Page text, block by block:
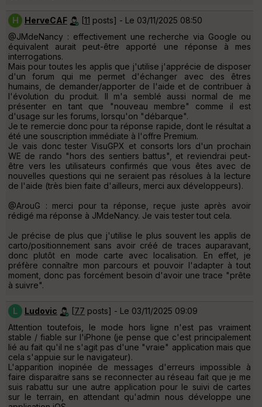
H HerveCAF [11 posts] - Le 03/11/2025 08:50
@JMdeNancy : effectivement une recherche via Google ou
équivalent aurait peut-être apporté une réponse à mes
interrogations.
Mais pour toutes les applis que j'utilise j'apprécie de disposer
d'un forum qui me permet d'échanger avec des êtres
humains, de demander/apporter de l'aide et de contribuer à
l'évolution du produit. Il m'a semblé aussi normal de me
présenter en tant que "nouveau membre" comme il est
d'usage sur les forums, lorsqu'on "débarque".
Je te remercie donc pour ta réponse rapide, dont le résultat a
été une souscription immédiate à l'offre Premium.
Je vais donc tester VisuGPX et consorts lors d'un prochain
WE de rando "hors des sentiers battus", et reviendrai peut-
être vers les utilisateurs confirmés que vous êtes avec de
nouvelles questions qui ne seraient pas résolues à la lecture
de l'aide (très bien faite d'ailleurs, merci aux développeurs).
@ArouG : merci pour ta réponse, reçue juste après avoir
rédigé ma réponse à JMdeNancy. Je vais tester tout cela.
Je précise de plus que j'utilise le plus souvent les applis de
carto/positionnement sans avoir créé de traces auparavant,
donc plutôt en mode carte avec localisation. En effet, je
préfère connaître mon parcours et pouvoir l'adapter à tout
moment, donc pas forcément besoin d'avoir une trace "prête
à suivre".
L Ludovic [77 posts] - Le 03/11/2025 09:09
Attention toutefois, le mode hors ligne n'est pas vraiment
stable / fiable sur l'iPhone (je pense que c'est principalement
lié au fait qu'il ne s'agit pas d'une "vraie" application mais que
cela s'appuie sur le navigateur).
L'apparition inopinée de messages d'erreurs impossible à
faire disparaitre sans se reconnecter au réseau fait que je me
suis rabattu sur une autre application pour le suivi de cartes
sur le terrain, en attendant qu'admin nous développe une